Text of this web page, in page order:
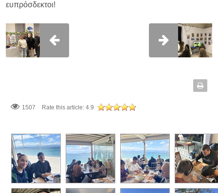
ευπρόσδεκτοι!
1507 Rate this article: 4.9